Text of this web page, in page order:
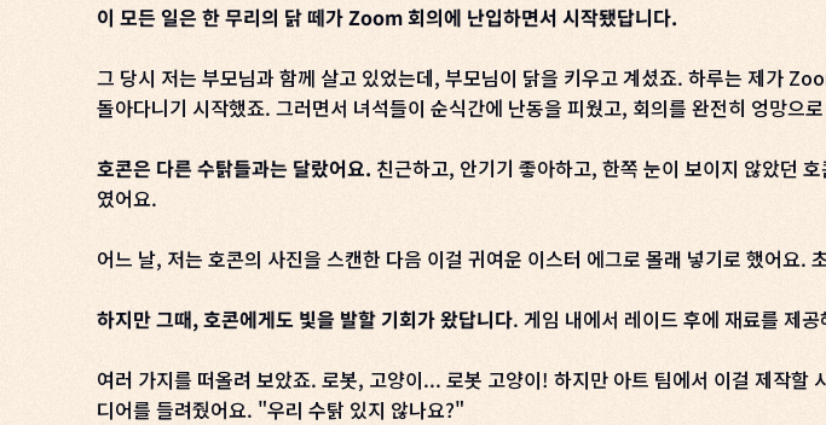
이 모든 일은 한 무리의 닭 떼가 Zoom 회의에 난입하면서 시작됐답니다.
그 당시 저는 부모님과 함께 살고 있었는데, 부모님이 닭을 키우고 계셨죠. 하루는 제가
돌아다니기 시작했죠. 그러면서 녀석들이 순식간에 난동을 피웠고, 회의를 완전히 엉망
호콘은 다른 수탉들과는 달랐어요. 친근하고, 안기기 좋아하고, 한쪽 눈이 보이지 않았던
였어요.
어느 날, 저는 호콘의 사진을 스캔한 다음 이걸 귀여운 이스터 에그로 몰래 넣기로 했어요
하지만 그때, 호콘에게도 빛을 발할 기회가 왔답니다. 게임 내에서 레이드 후에 재료를 제
여러 가지를 떠올려 보았죠. 로봇, 고양이... 로봇 고양이! 하지만 아트 팀에서 이걸 제작
디어를 들려줬어요. "우리 수탉 있지 않나요?"